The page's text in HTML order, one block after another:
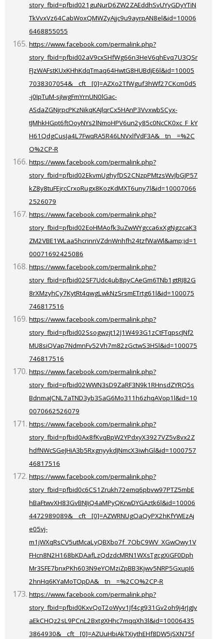
story_fbid=pfbid021guNurD6ZW2ZAEddhSvUYyGDyYTiN
TkVvxVz64CabWoxQMWZyAjjc9u9ayrpAN8el&id=10006
6468855055
https://www.facebook.com/permalink.php?
story_fbid=pfbid02aV9cxSHfWg66n3HeV6qhEvq7U3QSr
FJzWAFstKUxKHhKdqTmaq64HwtG8HUBdjE6l&id=10005
7038307054&__cft__[0]=AZXo2TfWguf3hWf27CKcm0d5
-j0IpTuM-sjIwgFmYrnUN0lGac-
ASdaZGNjrpcPKzNikqKAJlqrCx5HAnP3VvxwbSCyx-
tJMhkHGpt6ftOoyNYs2lNmoHPV6un2y85c0NcCK0xc_F_kY
H61QdgCusJa4L7FwqRA5R46LNVxlfVdF3A&__tn__=%2C
O%2CP-R
https://www.facebook.com/permalink.php?
story_fbid=pfbid02EkvmUghyfDS2CNzpPMtzsWvJbGJP57
kZ8y8tuFEjrcCrxoRugx8KozKdMXT6uny7l&id=10007066
2526079
https://www.facebook.com/permalink.php?
story_fbid=pfbid02EoHMAofk3uZwWYgcca6xXgNgzcaK3
ZM2VBE1WLaa5hcrinnVZdnWnhfh24tzfWaWl&amp;id=1
00071692425086
https://www.facebook.com/permalink.php?
story_fbid=pfbid02SF7Udc4ub8pyCAeGm6TNb1gtRJ82G
8rXMzyhCy7KytRt4qwgLwkNzSrsmETrtg61l&id=100075
746817516
https://www.facebook.com/permalink.php?
story_fbid=pfbid02Ssogwzjt12J1W493G1zCtFTqpscJNf2
MU8siQVap7NdmnFv52Vh7m82zGctwS3HSl&id=100075
746817516
https://www.facebook.com/permalink.php?
story_fbid=pfbid02WWN3sD9ZaRF3N9k1RHnsdZYRQ5s
BdnmaJCNL7aTND3yb3SaG6Mo311h6zhqAVop1l&id=10
0070662526079
https://www.facebook.com/permalink.php?
story_fbid=pfbid0Ax8fKvqBpW2YPdxyX3927VZ5v8vx2Z
hdfNWcSGeJHiA3b5RxgnyykdJNmcX3iwhGl&id=1000757
46817516
https://www.facebook.com/permalink.php?
story_fbid=pfbid0c6CS1Zrukh72emq6pbvw97PTZ5mbE
hBaFtwvXH83GvBNJiQ4aMPyQKrwDYGAztk6l&id=10006
4472989089&__cft__[0]=AZWRNUgOaQyPX2hKfYWEzAj
e05vj-
m1jWXqRsCV5utMcaLyQBXbo7f_7ObC9WV_XGwOwy1V
FHcn8N2H168bKDAafLzQdzdcMRN1WXsTgcgXiGF0Dph
Mr3SFE7bnxPKh603N9eYOMziZpBB3Kjwv5NRP5GxupI6
2hnHq6KYaMoTOpDA&__tn__=%2CO%2CP-R
https://www.facebook.com/permalink.php?
story_fbid=pfbid0KxvQoT2oWyv1Jf4cg931Gv2oh9j4rJgJv
aEkCHQz2sL9PCnL2BxtgXHhc7mqqXh3l&id=10006435
3864930&__cft__[0]=AZUuHbiAkTXiythEHf8DW5jSXN75f